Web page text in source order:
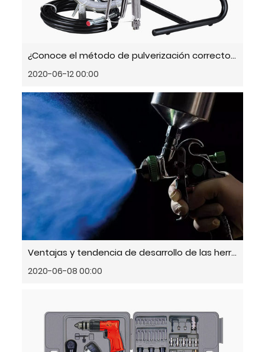
¿Conoce el método de pulverización correcto para el pulverizador de pintura sin aire?
2020-06-12 00:00
Ventajas y tendencia de desarrollo de las herramientas neumáticas
2020-06-08 00:00